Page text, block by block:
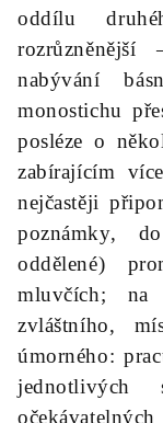
oddílu
nabývání
monostichu
posléze o
zabírajícím
nejčastěji
poznámky,
oddělené)
mluvčích;
zvláštního,
úmorného: